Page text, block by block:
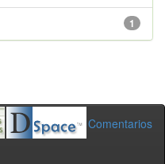
1
Comentarios